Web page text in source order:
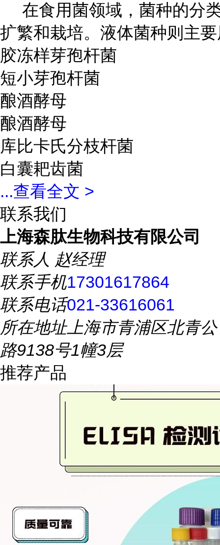
在食用菌领域，菌种的分
扩繁和栽培。液体菌种则主
胶冻样芽孢杆菌
短小芽孢杆菌
酿酒酵母
酿酒酵母
库比卡氏分枝杆菌
白囊耙齿菌
...查看全文 >
联系我们
上海森肽生物科技有限公司
联系人 赵经理
联系手机17301617864
联系电话021-33616061
所在地址上海市青浦区北青公
路9138号1幢3层
推荐产品